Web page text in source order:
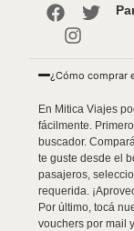
¿Cómo comprar
En Mitica Viajes
fácilmente.
buscador.
te guste desde el
pasajeros,
requerida.
Por último, tocá
vouchers por mail